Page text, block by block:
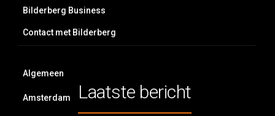
Bilderberg Business
Contact met Bilderberg
Algemeen
Amsterdam Laatste bericht